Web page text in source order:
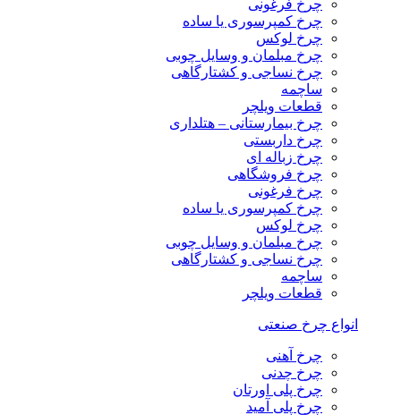
چرخ فرغونی
چرخ کمپرسوری یا ساده
چرخ لوکس
چرخ مبلمان و وسایل چوبی
چرخ نساجی و کشتارگاهی
ساچمه
قطعات ویلچر
چرخ بیمارستانی – هتلداری
چرخ داربستی
چرخ زباله ای
چرخ فروشگاهی
چرخ فرغونی
چرخ کمپرسوری یا ساده
چرخ لوکس
چرخ مبلمان و وسایل چوبی
چرخ نساجی و کشتارگاهی
ساچمه
قطعات ویلچر
انواع چرخ صنعتی
چرخ آهنی
چرخ چدنی
چرخ پلی اورتان
چرخ پلی آمید